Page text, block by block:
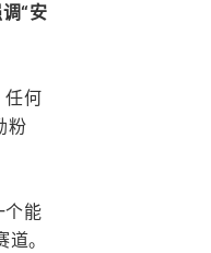
“安
任何
粉
个能
。